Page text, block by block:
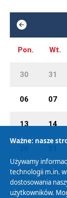
Pon. Wt.
30 31
06 07
13 14
27 28
Ważne: nasze
Używamy
technologii m.in.
dostosowania
użytkowników.